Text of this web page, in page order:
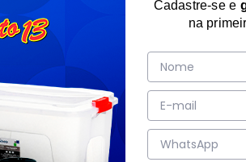
Cadastre-se e
na